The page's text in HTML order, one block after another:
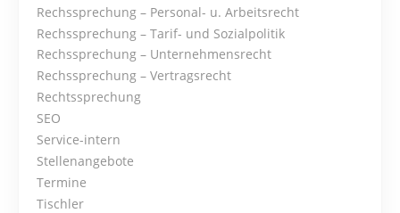
Rechssprechung – Personal- u. Arbeitsrecht
Rechssprechung – Tarif- und Sozialpolitik
Rechssprechung – Unternehmensrecht
Rechssprechung – Vertragsrecht
Rechtssprechung
SEO
Service-intern
Stellenangebote
Termine
Tischler